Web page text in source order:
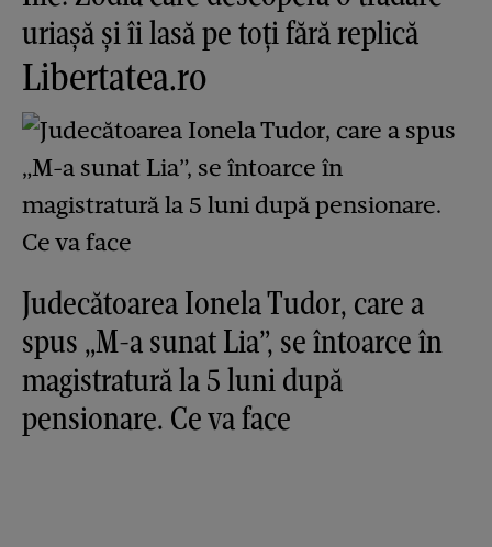
uriașă și îi lasă pe toți fără replică
Libertatea.ro
Judecătoarea Ionela Tudor, care a
spus „M-a sunat Lia”, se întoarce în
magistratură la 5 luni după
pensionare. Ce va face